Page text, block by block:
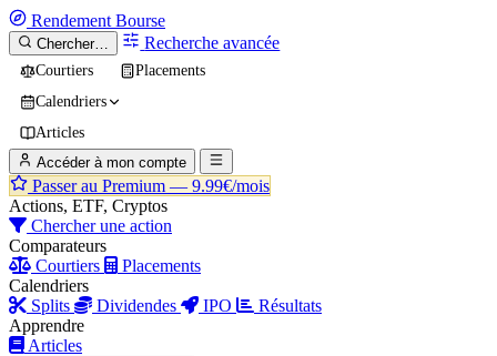
Rendement Bourse
Chercher… Recherche avancée
Courtiers
Placements
Calendriers
Articles
Accéder à mon compte
Passer au Premium — 9.99€/mois
Actions, ETF, Cryptos
Chercher une action
Comparateurs
Courtiers
Placements
Calendriers
Splits
Dividendes IPO
Résultats
Apprendre
Articles